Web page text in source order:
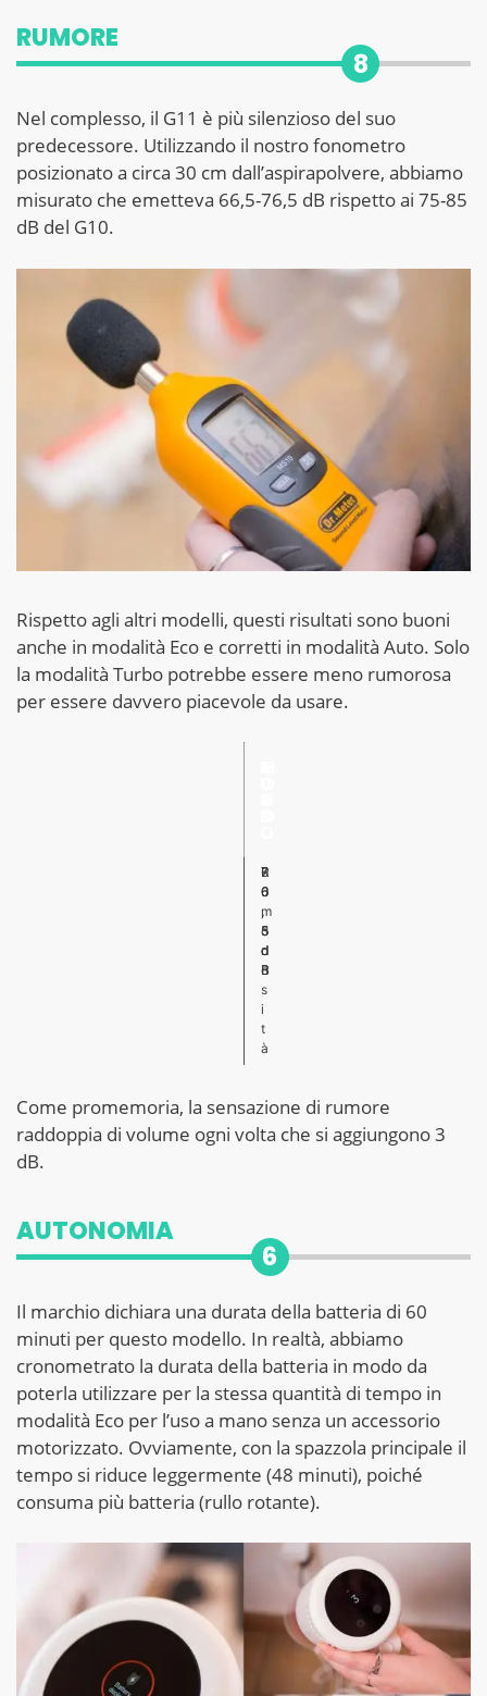
RUMORE
8
Nel complesso, il G11 è più silenzioso del suo
predecessore. Utilizzando il nostro fonometro
posizionato a circa 30 cm dall’aspirapolvere, abbiamo
misurato che emetteva 66,5-76,5 dB rispetto ai 75-85
dB del G10.
Rispetto agli altri modelli, questi risultati sono buoni
anche in modalità Eco e corretti in modalità Auto. Solo
la modalità Turbo potrebbe essere meno rumorosa
per essere davvero piacevole da usare.
R
u
m
o
r
o
s
i
t
à
6
6
,
5
d
B
7
0
,
3
d
B
7
6
,
5
d
B
Come promemoria, la sensazione di rumore
raddoppia di volume ogni volta che si aggiungono 3
dB.
AUTONOMIA
6
Il marchio dichiara una durata della batteria di 60
minuti per questo modello. In realtà, abbiamo
cronometrato la durata della batteria in modo da
poterla utilizzare per la stessa quantità di tempo in
modalità Eco per l’uso a mano senza un accessorio
motorizzato. Ovviamente, con la spazzola principale il
tempo si riduce leggermente (48 minuti), poiché
consuma più batteria (rullo rotante).